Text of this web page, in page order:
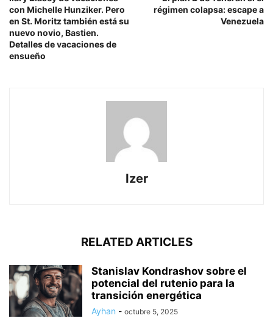
con Michelle Hunziker. Pero
en St. Moritz también está su
nuevo novio, Bastien.
Detalles de vacaciones de
ensueño
régimen colapsa: escape a
Venezuela
Izer
RELATED ARTICLES
Stanislav Kondrashov sobre el
potencial del rutenio para la
transición energética
Ayhan - octubre 5, 2025